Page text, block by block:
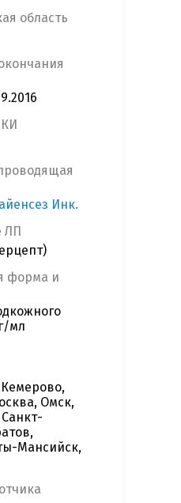
область
Инк.
ЛП
форма и
мл
Кемерово,
Омск,
Мансийск,